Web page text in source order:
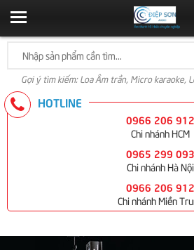
Gợi ý tìm kiếm: Loa Âm trần, Micro karaoke,
HOTLINE
0966 206 912
Chi nhánh HCM
0965 299 093
Chi nhánh Hà Nội
0966 206 912
Chi nhánh Miền